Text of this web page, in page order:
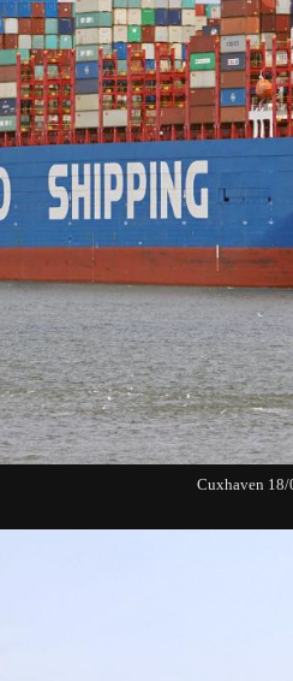
Cuxhaven